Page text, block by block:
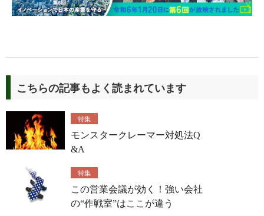
こちらの記事もよく読まれています
特集
モンスタークレーマー対処法Q
&A
特集
この営業会議が効く！強い会社
の“作戦室”はここが違う